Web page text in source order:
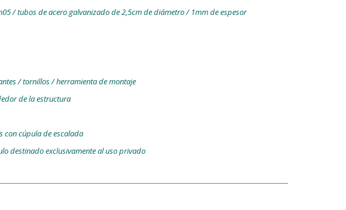
/ tubos de acero galvanizado de 2,5cm de diámetro / 1mm de espesor
/ tornillos / herramienta de montaje
de la estructura
con cúpula de escalada
destinado exclusivamente al uso privado